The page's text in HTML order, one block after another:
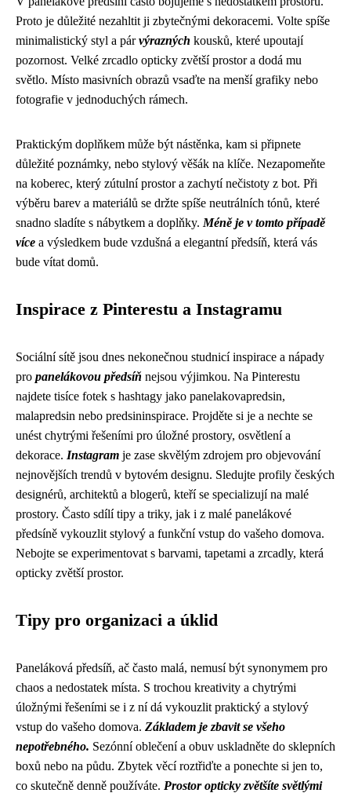
Proto je důležité nezahltit ji zbytečnými dekoracemi. Volte spíše
minimalistický styl a párvýrazných kousků, které upoutají
pozornost. Velké zrcadlo opticky zvětší prostor a dodá mu
světlo. Místo masivních obrazů vsaďte na menší grafiky nebo
fotografie v jednoduchých rámech.
Praktickým doplňkem může být nástěnka, kam si připnete
důležité poznámky, nebo stylový věšák na klíče. Nezapomeňte
na koberec, který zútulní prostor a zachytí nečistoty z bot. Při
výběru barev a materiálů se držte spíše neutrálních tónů, které
snadno sladíte s nábytkem a doplňky. Méně je v tomto případě
více a výsledkem bude vzdušná a elegantní předsíň, která vás
bude vítat domů.
Inspirace z Pinterestu a Instagramu
Sociální sítě jsou dnes nekonečnou studnicí inspirace a nápady
pro panelákovou předsíň nejsou výjimkou. Na Pinterestu
najdete tisíce fotek s hashtagy jako panelakovapredsin,
malapredsin nebo predsininspirace. Projděte si je a nechte se
unést chytrými řešeními pro úložné prostory, osvětlení a
dekorace. Instagram je zase skvělým zdrojem pro objevování
nejnovějších trendů v bytovém designu. Sledujte profily českých
designérů, architektů a blogerů, kteří se specializují na malé
prostory. Často sdílí tipy a triky, jak i z malé panelákové
předsíně vykouzlit stylový a funkční vstup do vašeho domova.
Nebojte se experimentovat s barvami, tapetami a zrcadly, která
opticky zvětší prostor.
Tipy pro organizaci a úklid
Paneláková předsíň, ač často malá, nemusí být synonymem pro
chaos a nedostatek místa. S trochou kreativity a chytrými
úložnými řešeními se i z ní dá vykouzlit praktický a stylový
vstup do vašeho domova. Základem je zbavit se všeho
nepotřebného. Sezónní oblečení a obuv uskladněte do sklepních
boxů nebo na půdu. Zbytek věcí roztřiďte a ponechte si jen to,
co skutečně denně používáte. Prostor opticky zvětšíte světlými